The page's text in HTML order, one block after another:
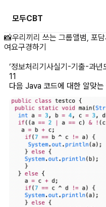
모두CBT
다음 Java 코드
📸우리끼리 쓰는 그룹앨범, 포담
여요구경하기
‘정보처리기사실기-기출-과년
11
다음 Java 코드에 대한 알맞